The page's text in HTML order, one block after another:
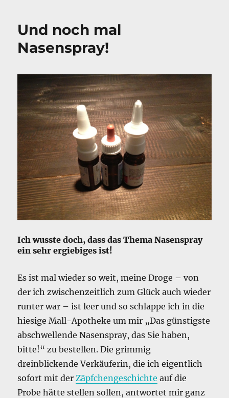
Und noch mal
Nasenspray!
Ich wusste doch, dass das Thema Nasenspray
ein sehr ergiebiges ist!
Es ist mal wieder so weit, meine Droge – von
der ich zwischenzeitlich zum Glück auch wieder
runter war – ist leer und so schlappe ich in die
hiesige Mall-Apotheke um mir „Das günstigste
abschwellende Nasenspray, das Sie haben,
bitte!“ zu bestellen. Die grimmig
dreinblickende Verkäuferin, die ich eigentlich
sofort mit der Zäpfchengeschichte auf die
Probe hätte stellen sollen, antwortet mir ganz